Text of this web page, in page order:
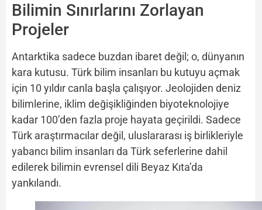
Bilimin Sınırlarını Zorlayan
Projeler
Antarktika sadece buzdan ibaret değil; o, dünyanın
kara kutusu. Türk bilim insanları bu kutuyu açmak
için 10 yıldır canla başla çalışıyor. Jeolojiden deniz
bilimlerine, iklim değişikliğinden biyoteknolojiye
kadar 100’den fazla proje hayata geçirildi. Sadece
Türk araştırmacılar değil, uluslararası iş birlikleriyle
yabancı bilim insanları da Türk seferlerine dahil
edilerek bilimin evrensel dili Beyaz Kıta’da
yankılandı.